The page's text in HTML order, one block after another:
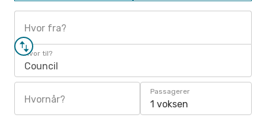
Hvor fra?
Hvor til?
Council
Hvornår?
Passagerer
1 voksen